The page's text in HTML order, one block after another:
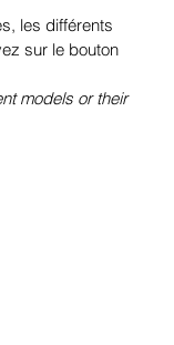
les différents
sur le bouton
models or their